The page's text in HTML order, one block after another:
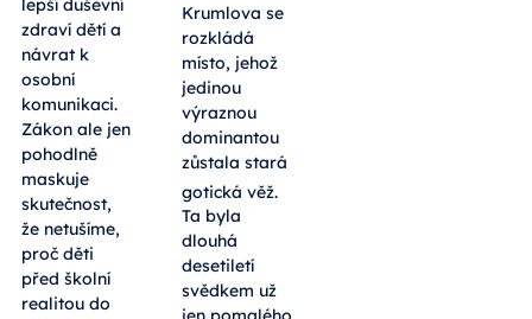
lepší duševní
zdraví dětí a
návrat k
osobní
komunikaci.
Zákon ale jen
pohodlně
maskuje
skutečnost,
že netušíme,
proč děti
před školní
realitou do
Krumlova se
rozkládá
místo, jehož
jedinou
výraznou
dominantou
zůstala stará
gotická věž.
Ta byla
dlouhá
desetiletí
svědkem už